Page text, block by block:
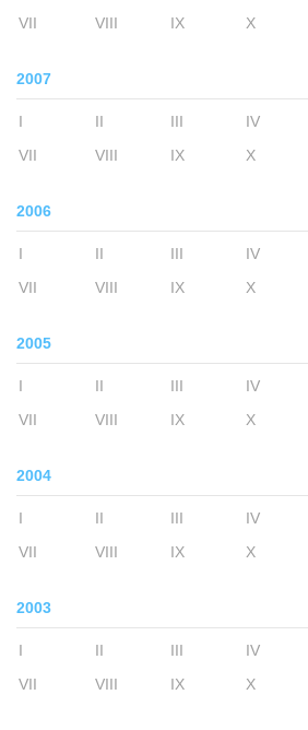
VII
VIII IX X
2007
I II III IV
VII
VIII IX X
2006
I II III IV
VII
VIII IX X
2005
I II III IV
VII
VIII IX X
2004
I II III IV
VII
VIII IX X
2003
I II III IV
VII
VIII IX X